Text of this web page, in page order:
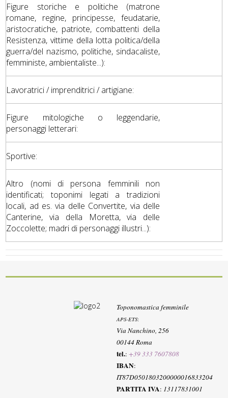
Figure storiche e politiche (matrone
romane, regine, principesse, feudatarie,
aristocratiche, patriote, combattenti della
Resistenza, vittime della lotta politica/della
guerra/del nazismo, politiche, sindacaliste,
femministe, ambientaliste...):
Lavoratrici / imprenditrici / artigiane:
Figure mitologiche o leggendarie,
personaggi letterari:
Sportive:
Altro (nomi di persona femminili non
identificati; toponimi legati a tradizioni
locali, ad es. via delle Convertite, via delle
Canterine, via della Moretta, via delle
Zoccolette; madri di personaggi illustri...):
Toponomastica femminile
APS-ETS:
Via Nanchino, 256
00144 Roma
tel.:+39 333 7607808
IBAN:
IT87D0501803200000016833204
PARTITA IVA: 13117831001